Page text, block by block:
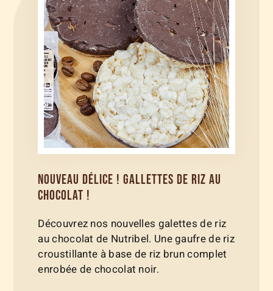
NOUVEAU DÉLICE ! GALLETTES DE RIZ AU
CHOCOLAT !
Découvrez nos nouvelles galettes de riz
au chocolat de Nutribel. Une gaufre de riz
croustillante à base de riz brun complet
enrobée de chocolat noir.